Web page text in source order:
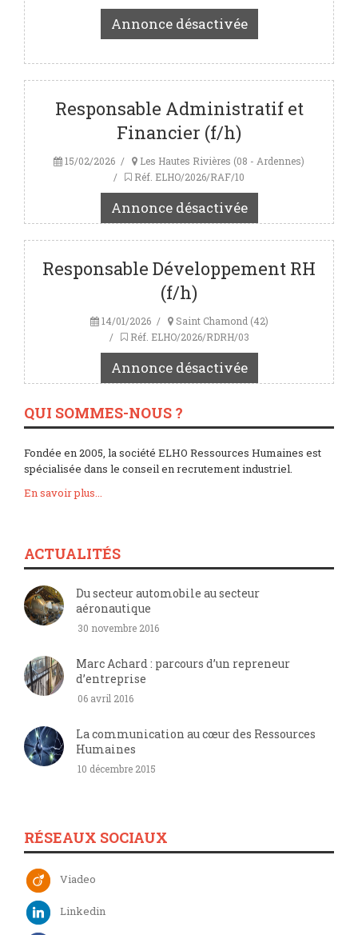
Annonce désactivée
Responsable Administratif et
Financier (f/h)
15/02/2026
Les Hautes Rivières (08 - Ardennes)
Réf. ELHO/2026/RAF/10
Annonce désactivée
Responsable Développement RH
(f/h)
14/01/2026
Saint Chamond (42)
Réf. ELHO/2026/RDRH/03
Annonce désactivée
QUI SOMMES-NOUS ?
Fondée en 2005, la société ELHO Ressources Humaines est
spécialisée dans le conseil en recrutement industriel.
En savoir plus...
ACTUALITÉS
Du secteur automobile au secteur
aéronautique
30 novembre 2016
Marc Achard : parcours d’un repreneur
d’entreprise
06 avril 2016
La communication au cœur des Ressources
Humaines
10 décembre 2015
RÉSEAUX SOCIAUX
Viadeo
Linkedin